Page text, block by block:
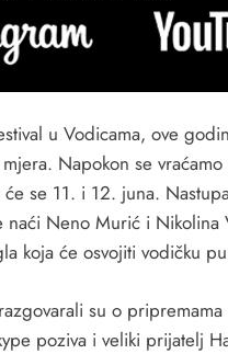
u Vodicama, ove
Napokon se vraćamo
se 11. i 12. juna.
naći Neno Murić i Nikolina
koja će osvojiti vodičku
su o
poziva i veliki prijatelj